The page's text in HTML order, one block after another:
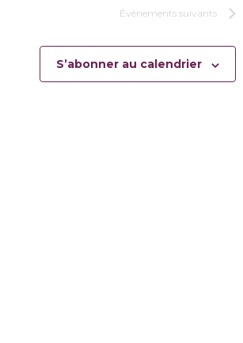
Évènements suivants
S’abonner au calendrier